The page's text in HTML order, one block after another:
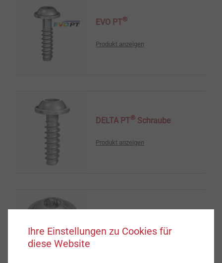
EVO PT®
Produkt anzeigen
DELTA PT® Schraube
Produkt anzeigen
Ihre Einstellungen zu Cookies für
diese Website